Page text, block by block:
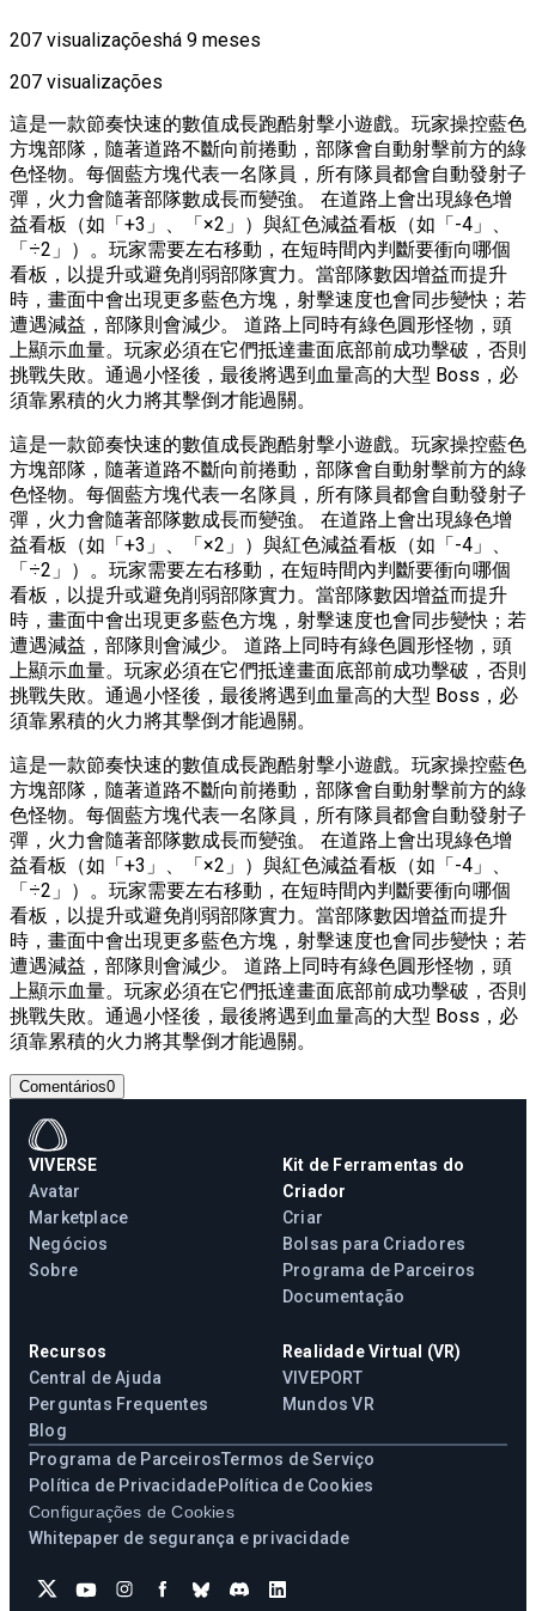
207 visualizaçõeshá 9 meses
207 visualizações
這是一款節奏快速的數值成長跑酷射擊小遊戲。玩家操控藍色
方塊部隊，隨著道路不斷向前捲動，部隊會自動射擊前方的綠
色怪物。每個藍方塊代表一名隊員，所有隊員都會自動發射子
彈，火力會隨著部隊數成長而變強。 在道路上會出現綠色增
益看板（如「+3」、「×2」）與紅色減益看板（如「-4」、
「÷2」）。玩家需要左右移動，在短時間內判斷要衝向哪個
看板，以提升或避免削弱部隊實力。當部隊數因增益而提升
時，畫面中會出現更多藍色方塊，射擊速度也會同步變快；若
遭遇減益，部隊則會減少。 道路上同時有綠色圓形怪物，頭
上顯示血量。玩家必須在它們抵達畫面底部前成功擊破，否則
挑戰失敗。通過小怪後，最後將遇到血量高的大型 Boss，必
須靠累積的火力將其擊倒才能過關。
這是一款節奏快速的數值成長跑酷射擊小遊戲。玩家操控藍色
方塊部隊，隨著道路不斷向前捲動，部隊會自動射擊前方的綠
色怪物。每個藍方塊代表一名隊員，所有隊員都會自動發射子
彈，火力會隨著部隊數成長而變強。 在道路上會出現綠色增
益看板（如「+3」、「×2」）與紅色減益看板（如「-4」、
「÷2」）。玩家需要左右移動，在短時間內判斷要衝向哪個
看板，以提升或避免削弱部隊實力。當部隊數因增益而提升
時，畫面中會出現更多藍色方塊，射擊速度也會同步變快；若
遭遇減益，部隊則會減少。 道路上同時有綠色圓形怪物，頭
上顯示血量。玩家必須在它們抵達畫面底部前成功擊破，否則
挑戰失敗。通過小怪後，最後將遇到血量高的大型 Boss，必
須靠累積的火力將其擊倒才能過關。
這是一款節奏快速的數值成長跑酷射擊小遊戲。玩家操控藍色
方塊部隊，隨著道路不斷向前捲動，部隊會自動射擊前方的綠
色怪物。每個藍方塊代表一名隊員，所有隊員都會自動發射子
彈，火力會隨著部隊數成長而變強。 在道路上會出現綠色增
益看板（如「+3」、「×2」）與紅色減益看板（如「-4」、
「÷2」）。玩家需要左右移動，在短時間內判斷要衝向哪個
看板，以提升或避免削弱部隊實力。當部隊數因增益而提升
時，畫面中會出現更多藍色方塊，射擊速度也會同步變快；若
遭遇減益，部隊則會減少。 道路上同時有綠色圓形怪物，頭
上顯示血量。玩家必須在它們抵達畫面底部前成功擊破，否則
挑戰失敗。通過小怪後，最後將遇到血量高的大型 Boss，必
須靠累積的火力將其擊倒才能過關。
Comentários0
VIVERSE
Avatar
Marketplace
Negócios
Sobre
Kit de Ferramentas do
Criador
Criar
Bolsas para Criadores
Programa de Parceiros
Documentação
Recursos
Central de Ajuda
Perguntas Frequentes
Blog
Realidade Virtual (VR)
VIVEPORT
Mundos VR
Programa de ParceirosTermos de Serviço
Política de PrivacidadePolítica de Cookies
Configurações de Cookies
Whitepaper de segurança e privacidade